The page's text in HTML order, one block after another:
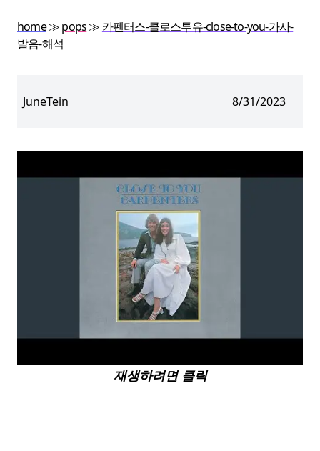
home≫pops≫ 카펜터스-클로스투유-close-to-you-가사-
발음-해석
JuneTein 8/31/2023
재생하려면 클릭